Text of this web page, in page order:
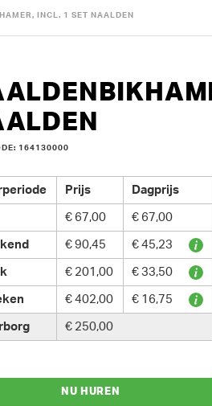
INCL. 1 SET NAALDEN
164130000
Prijs Dagprijs
€ 67,00 € 67,00
€ 90,45 € 45,23
€ 201,00 € 33,50
€ 402,00 € 16,75
€ 250,00
NU HUREN